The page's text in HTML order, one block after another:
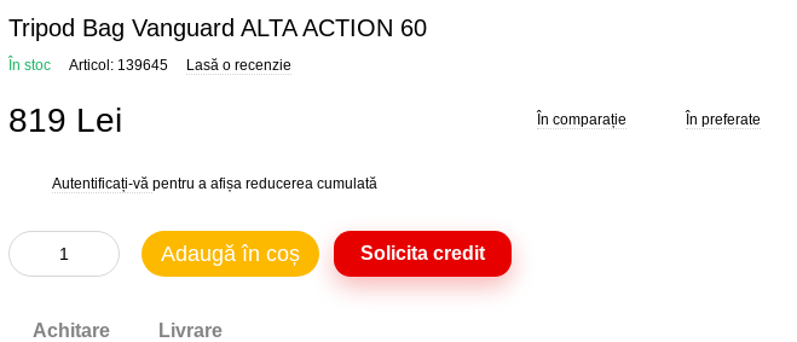
Tripod Bag Vanguard ALTA ACTION 60
În stoc Articol: 139645 Lasă o recenzie
819 Lei În comparație În preferate
Autentificați-vă pentru a afișa reducerea cumulată
Adaugă în coș Solicita credit
Achitare Livrare